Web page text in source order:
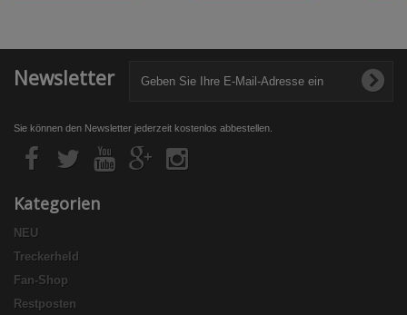
Newsletter
Sie können den Newsletter jederzeit kostenlos abbestellen.
Kategorien
NEU
Treckerheld
Fan-Shop
Restposten